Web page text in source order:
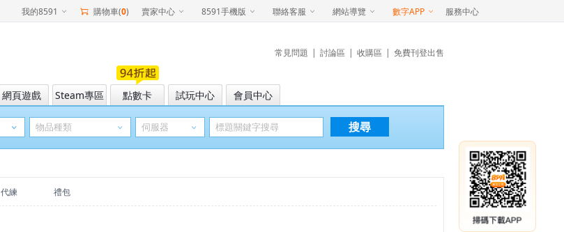
我的8591 購物車(0) 賣家中心 8591手機版 聯絡客服 網站導覽 數字APP 服務中心
常見問題 | 討論區 | 收購區 | 免費刊登出售
網頁遊戲 Steam專區 點數卡 試玩中心 會員中心
搜尋
代練 禮包